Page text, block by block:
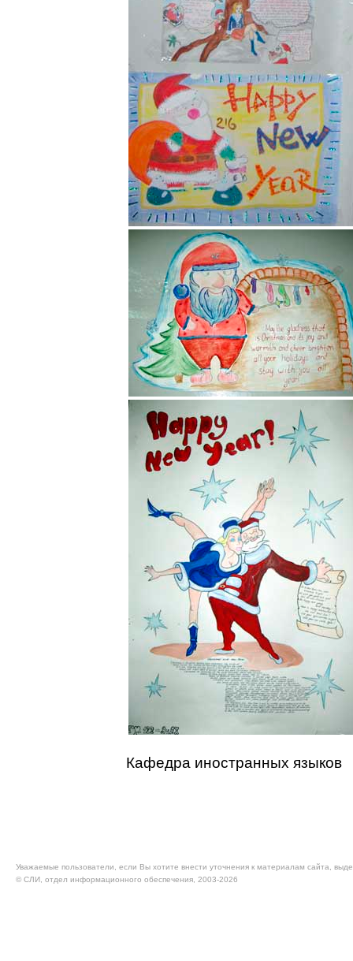
Кафедра иностранных языков
Уважаемые пользователи, если Вы хотите внести уточнения к материалам сайта,
© CЛИ, отдел информационного обеспечения, 2003-2026